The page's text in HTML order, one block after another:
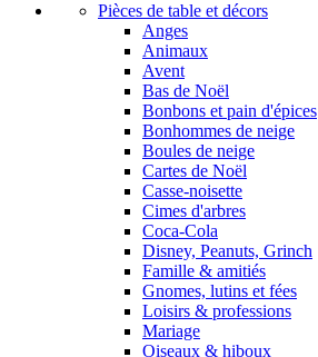
Pièces de table et décors
Anges
Animaux
Avent
Bas de Noël
Bonbons et pain d'épices
Bonhommes de neige
Boules de neige
Cartes de Noël
Casse-noisette
Cimes d'arbres
Coca-Cola
Disney, Peanuts, Grinch
Famille & amitiés
Gnomes, lutins et fées
Loisirs & professions
Mariage
Oiseaux & hiboux